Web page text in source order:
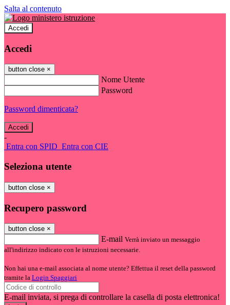
Salta al contenuto
Accedi
Accedi
button close ×
Nome Utente
Password
Password dimenticata?
-
Entra con SPID Entra con CIE
Seleziona utente
button close ×
Recupero password
button close ×
E-mail Verrà inviato un messaggio
all'indirizzo indicato con le istruzioni necessarie.
Non hai una e-mail associata al nome utente? Effettua il reset della password
tramite la Login Spaggiari
E-mail inviata, si prega di controllare la casella di posta elettronica!